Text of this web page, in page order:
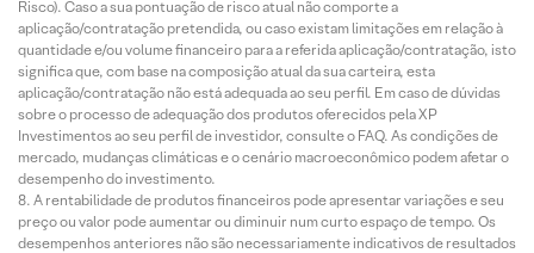
Risco). Caso a sua pontuação de risco atual não comporte a
aplicação/contratação pretendida, ou caso existam limitações em relação à
quantidade e/ou volume financeiro para a referida aplicação/contratação, isto
significa que, com base na composição atual da sua carteira, esta
aplicação/contratação não está adequada ao seu perfil. Em caso de dúvidas
sobre o processo de adequação dos produtos oferecidos pela XP
Investimentos ao seu perfil de investidor, consulte o FAQ. As condições de
mercado, mudanças climáticas e o cenário macroeconômico podem afetar o
desempenho do investimento.
A rentabilidade de produtos financeiros pode apresentar variações e seu
preço ou valor pode aumentar ou diminuir num curto espaço de tempo. Os
desempenhos anteriores não são necessariamente indicativos de resultados